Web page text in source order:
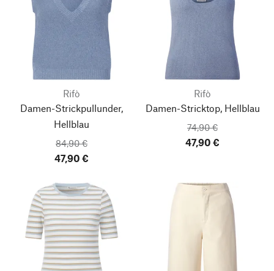
Rifò
Damen-Strickpullunder,
Hellblau
84,90 €
47,90 €
Rifò
Damen-Stricktop, Hellblau
74,90 €
47,90 €